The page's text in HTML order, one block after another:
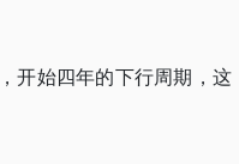
开始四年的下行周期，这